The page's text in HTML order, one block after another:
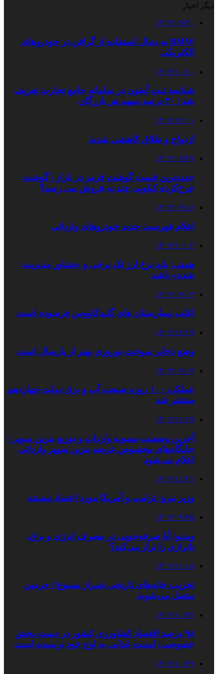
دیگر اخبار
۱۴۰۳/۰۹/۳۰
BMW به دنبال استفاده از گرافن در خودروهای
الکتریکی
۱۴۰۳/۱۰/۱۰
شناسه ثبت آیفون در سامانه جامع تجارت تعریف
شد | ٣٠ درصد سهم هر بازرگان
۱۴۰۲/۱۲/۰۱
ازدواج و طلاق کاهشی شدند
۱۴۰۳/۰۹/۲۷
جدیدترین قیمت گوشت قرمز در بازار | گوشت
چرخ‌کرده کیلویی چند به فروش می رسد؟
۱۴۰۳/۰۹/۱۶
اعلام فهرست جدید خودروهای وارداتی
۱۴۰۳/۱۰/۰۲
همتی: باید نرخ ارز تک نرخی و «شناور مدیریت
شده» باشد
۱۴۰۳/۰۹/۰۳
اغلب بیمارستان های گنبدکاووس فرسوده است
۱۴۰۲/۱۲/۱۹
وضع ذخایر سوخت نوروزی بهتر از پارسال است
۱۴۰۳/۰۹/۰۴
عملکرد ۱۰۰ روزه صنعت آب و برق دولت چهاردهم
منتشر شد
۱۴۰۲/۱۱/۱۹
آخرین وضعیت مصوبه واردات و توزیع بنزین سوپر |
جایگاه‌های مخصوص عرضه بنزین سوپر وارداتی
اعلام می‌شود
۱۴۰۲/۱۱/۲۱
وزیر نیرو: ترامپ و آمریکا مورد اعتماد نیستند
۱۴۰۳/۰۹/۲۵
ویدیو/ آیا صرفه‌جویی در مصرف انرژی و برق،
ناترازی را تراز می‌کند؟
۱۴۰۲/۱۱/۰۵
تخریب خانه‌های تاریخی شیراز ممنوع!/ حرمین
متصل می‌شوند
۱۴۰۲/۱۰/۲۴
۹۸ درصد اقتصاد کشاورزی کشور در دست بخش
خصوصی/ امنیت غذایی به اوج خود نرسیده است
۱۴۰۲/۱۰/۲۹